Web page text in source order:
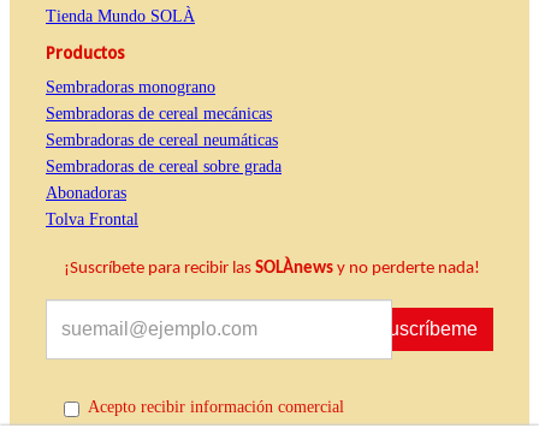
Tienda Mundo SOLÀ
Productos
Sembradoras monograno
Sembradoras de cereal mecánicas
Sembradoras de cereal neumáticas
Sembradoras de cereal sobre grada
Abonadoras
Tolva Frontal
¡Suscríbete para recibir las SOLÀnews y no perderte nada!
Suscríbeme
Acepto recibir información comercial